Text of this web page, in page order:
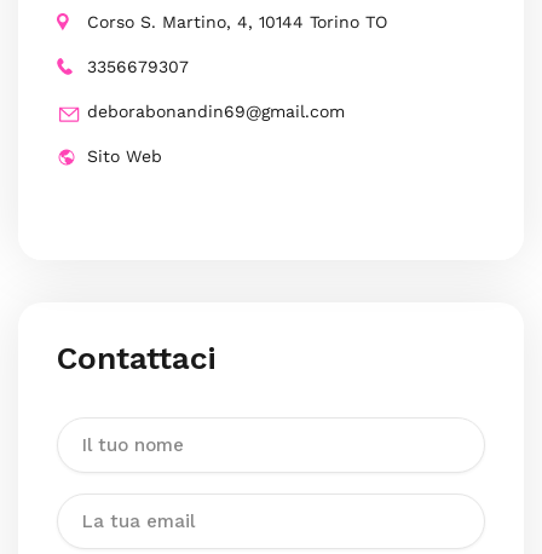
Corso S. Martino, 4, 10144 Torino TO
3356679307
deborabonandin69@gmail.com
Sito Web
Contattaci